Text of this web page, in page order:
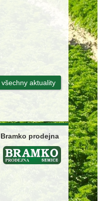
aktuality
Bramko prodejna